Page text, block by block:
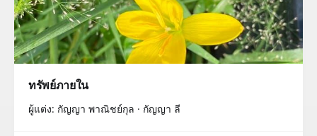
ทรัพย์ภายใน
ผู้แต่ง: กัญญา พาณิชย์กุล · กัญญา ลี